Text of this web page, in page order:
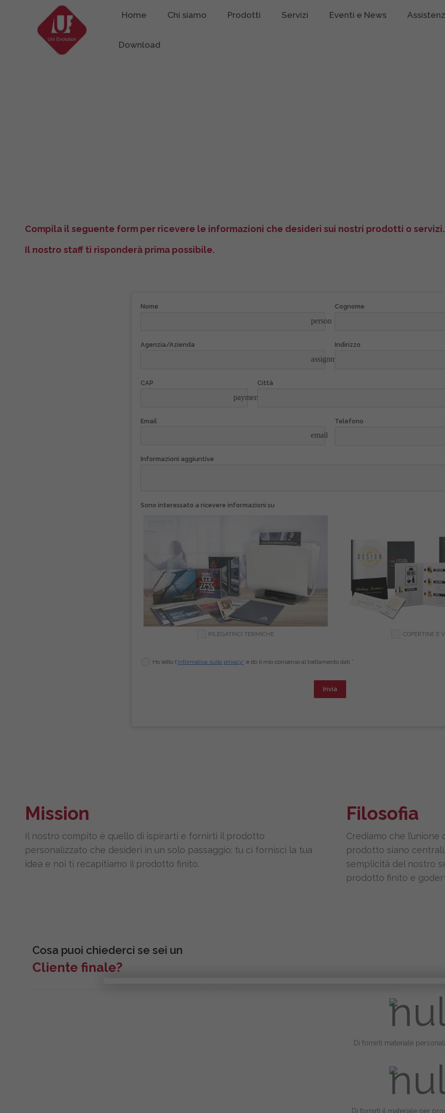
Home Chi siamo Prodotti Servizi Eventi e News
Download
Compila il seguente form per ricevere le informazioni che desideri sui nostri prodotti o servizi.
Il nostro staff ti risponderà prima possibile.
Nome
person
Cognome
Agenzia/Azienda
assignment
Indirizzo
CAP
payment
Città
Email
email
Telefono
Informazioni aggiuntive
Sono interessato a ricevere informazioni su
RILEGATRICI TERMICHE COPERTINE E
Ho letto l'informativa sulla privacy* e do il mio consenso al trattamento dati *
Invia
Mission
Il nostro compito è quello di ispirarti e fornirti il prodotto
personalizzato che desideri in un solo passaggio: tu ci fornisci la tua
idea e noi ti recapitiamo il prodotto finito.
Filosofia
Crediamo che
prodotto siano
semplicità del nostro
prodotto finito e
Cosa puoi chiederci se sei un
Cliente finale?
Di fornirti materiale
Di fornirti il materiale per